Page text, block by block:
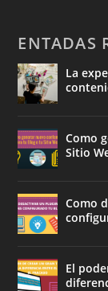
ENTADAS
La
Como
Sitio
Como
El